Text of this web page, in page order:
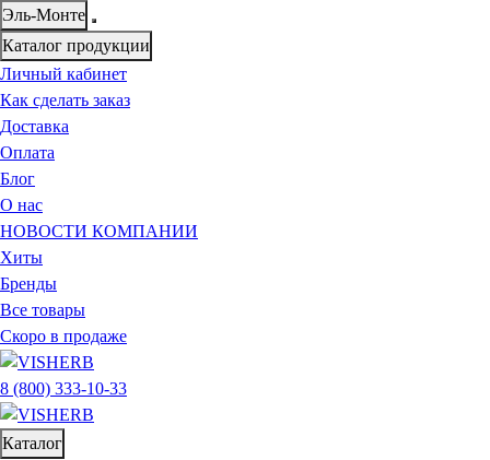
Эль-Монте
Каталог продукции
Личный кабинет
Как сделать заказ
Доставка
Оплата
Блог
О нас
НОВОСТИ КОМПАНИИ
Хиты
Бренды
Все товары
Скоро в продаже
8 (800) 333-10-33
Каталог